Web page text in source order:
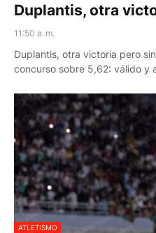
Duplantis, otra
11:50 a. m.
Duplantis, otra victoria pero
concurso sobre 5,62: válido y
ATLETISMO